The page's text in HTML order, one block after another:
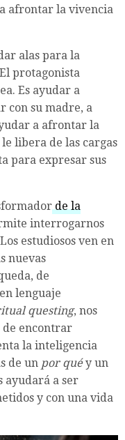
afrontar la vivencia
alas para la
protagonista
Es ayudar a
con su madre, a
a afrontar la
libera de las cargas
para expresar sus
de la
interrogarnos
estudiosos ven en
nuevas
de
lenguaje
questing, nos
de encontrar
la inteligencia
de un por quéy un
ayudará a ser
y con una vida